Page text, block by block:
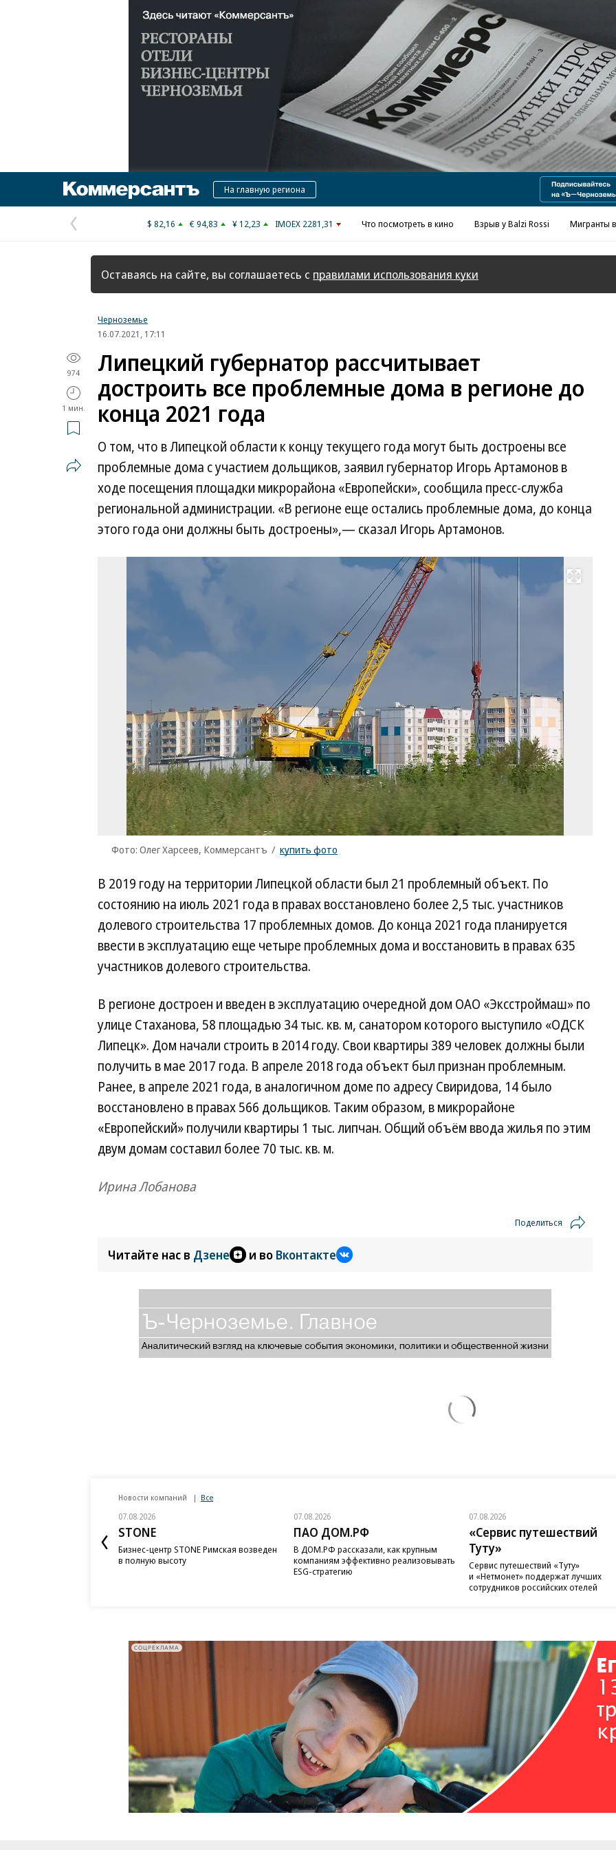
Реклама в «Ъ» www.kommersant.ru/ad
КоммерсантъНа главную региона
Предыдущая
страница
$ 82,16 € 94,83 ¥ 12,23 IMOEX 2281,31 Что посмотреть в кино Взрыв у Balzi Rossi Мигранты
Оставаясь на сайте, вы соглашаетесь с правилами использования куки
Черноземье
16.07.2021, 17:11
974
1 мин.
Липецкий губернатор рассчитывает
достроить все проблемные дома в регионе до
конца 2021 года
О том, что в Липецкой области к концу текущего года могут быть достроены все
проблемные дома с участием дольщиков, заявил губернатор Игорь Артамонов в
ходе посещения площадки микрорайона «Европейски», сообщила пресс-служба
региональной администрации. «В регионе еще остались проблемные дома, до конца
этого года они должны быть достроены»,— сказал Игорь Артамонов.
Развернуть на весь экран
Фото: Олег Харсеев, Коммерсантъ / купить фото
В 2019 году на территории Липецкой области был 21 проблемный объект. По
состоянию на июль 2021 года в правах восстановлено более 2,5 тыс. участников
долевого строительства 17 проблемных домов. До конца 2021 года планируется
ввести в эксплуатацию еще четыре проблемных дома и восстановить в правах 635
участников долевого строительства.
В регионе достроен и введен в эксплуатацию очередной дом ОАО «Эксстроймаш» по
улице Стаханова, 58 площадью 34 тыс. кв. м, санатором которого выступило «ОДСК
Липецк». Дом начали строить в 2014 году. Свои квартиры 389 человек должны были
получить в мае 2017 года. В апреле 2018 года объект был признан проблемным.
Ранее, в апреле 2021 года, в аналогичном доме по адресу Свиридова, 14 было
восстановлено в правах 566 дольщиков. Таким образом, в микрорайоне
«Европейский» получили квартиры 1 тыс. липчан. Общий объём ввода жилья по этим
двум домам составил более 70 тыс. кв. м.
Ирина Лобанова
Поделиться
Читайте нас в Дзене и во Вконтакте
Новости компаний Все
07.08.2026
STONE
Бизнес-центр STONE Римская возведен
в полную высоту
07.08.2026
ПАО ДОМ.РФ
В ДОМ.РФ рассказали, как крупным
компаниям эффективно реализовывать
ESG-стратегию
07.08.2026
«Сервис путешествий
Туту»
Сервис путешествий «Туту»
и «Нетмонет» поддержат лучших
сотрудников российских отелей
СОЦРЕКЛАМА